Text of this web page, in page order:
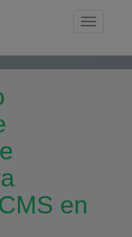
Toggle
en